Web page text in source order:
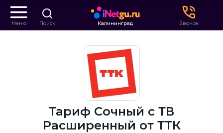
Меню Поиск Калининград Звонок
Тариф Сочный с ТВ
Расширенный от ТТК